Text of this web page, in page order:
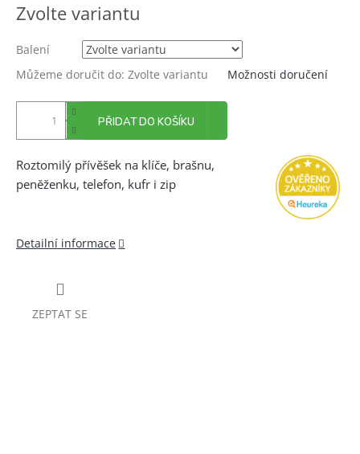
cena:
Zvolte variantu
Balení
Můžeme doručit do: Zvolte variantu Možnosti doručení
PŘIDAT DO KOŠÍKU
Roztomilý přívěšek na klíče, brašnu,
peněženku, telefon, kufr i zip
Detailní informace
ZEPTAT SE